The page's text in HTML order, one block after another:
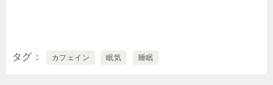
タグ カフェイン 眠気 睡眠